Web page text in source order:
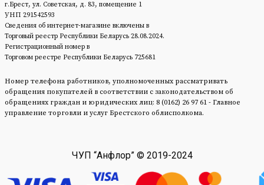
г.Брест, ул. Советская, д. 83, помещение 1
УНП 291542593
Сведения об интернет-магазине включены в
Торговый реестр Республики Беларусь 28.08.2024.
Регистрационный номер в
Торговом реестре Республики Беларусь 725681
Номер телефона работников, уполномоченных рассматривать
обращения покупателей в соответствии с законодательством об
обращениях граждан и юридических лиц: 8 (0162) 26 97 61 - Главное
управление торговли и услуг Брестского облисполкома.
ЧУП “Анфлор” © 2019-2024